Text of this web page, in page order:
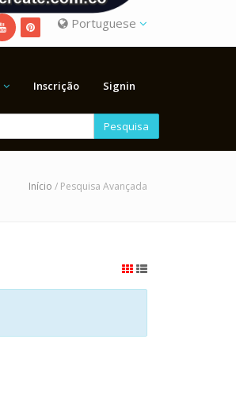
Portuguese
Inscrição Signin
Pesquisa
Início / Pesquisa Avançada